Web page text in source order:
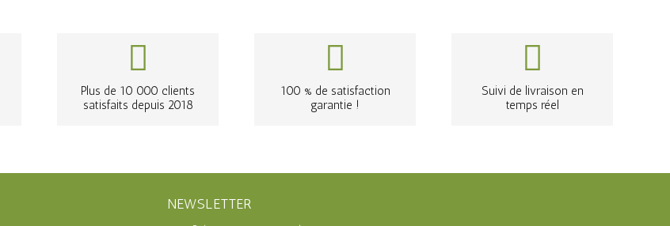
Plus de 10 000 clients
satisfaits depuis 2018
100 % de satisfaction
garantie !
Suivi de livraison en
temps réel
NEWSLETTER